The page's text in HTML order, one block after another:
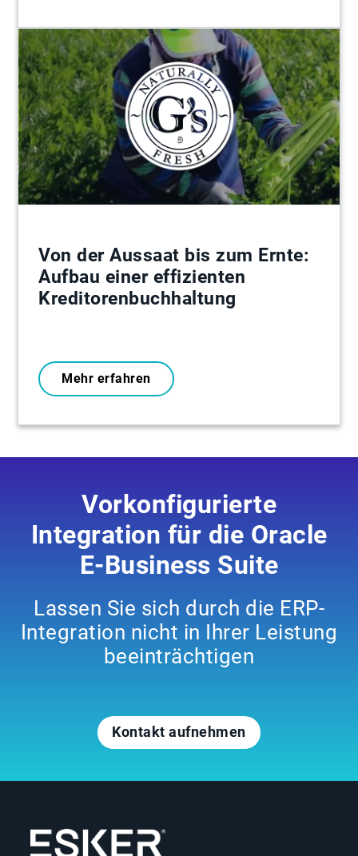
Von der Aussaat bis zum Ernte:
Aufbau einer effizienten
Kreditorenbuchhaltung
Mehr erfahren
Vorkonfigurierte
Integration für die Oracle
E-Business Suite
Lassen Sie sich durch die ERP-
Integration nicht in Ihrer Leistung
beeinträchtigen
Kontakt aufnehmen